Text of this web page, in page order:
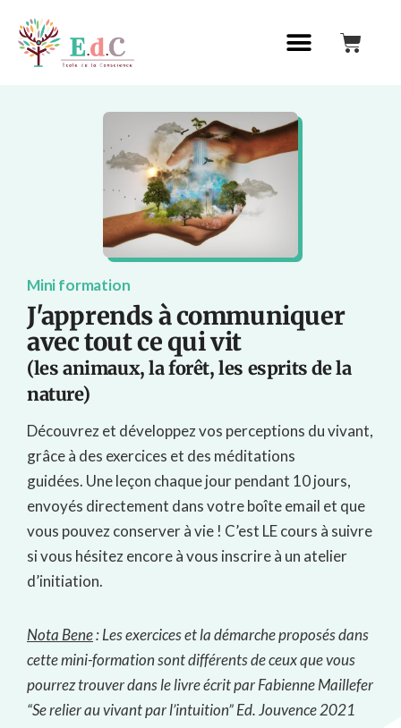
Mini formation
J'apprends à communiquer
avec tout ce qui vit
(les animaux, la forêt, les esprits de la
nature)
Découvrez et développez vos perceptions du vivant,
grâce à des exercices et des méditations
guidées. Une leçon chaque jour pendant 10 jours,
envoyés directement dans votre boîte email et que
vous pouvez conserver à vie ! C’est LE cours à suivre
si vous hésitez encore à vous inscrire à un atelier
d’initiation.
Nota Bene: Les exercices et la démarche proposés dans
cette mini-formation sont différents de ceux que vous
pourrez trouver dans le livre écrit par Fabienne Maillefer
“Se relier au vivant par l’intuition” Ed. Jouvence 2021